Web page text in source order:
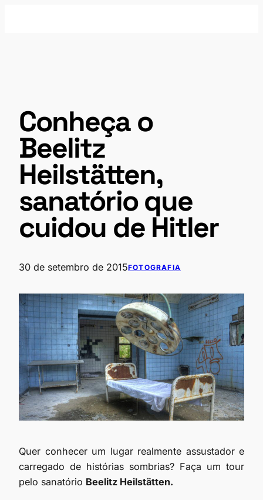
Conheça o
Beelitz
Heilstätten,
sanatório que
cuidou de Hitler
30 de setembro de 2015FOTOGRAFIA
Quer conhecer um lugar realmente assustador e
carregado de histórias sombrias? Faça um tour
pelo sanatório Beelitz Heilstätten.